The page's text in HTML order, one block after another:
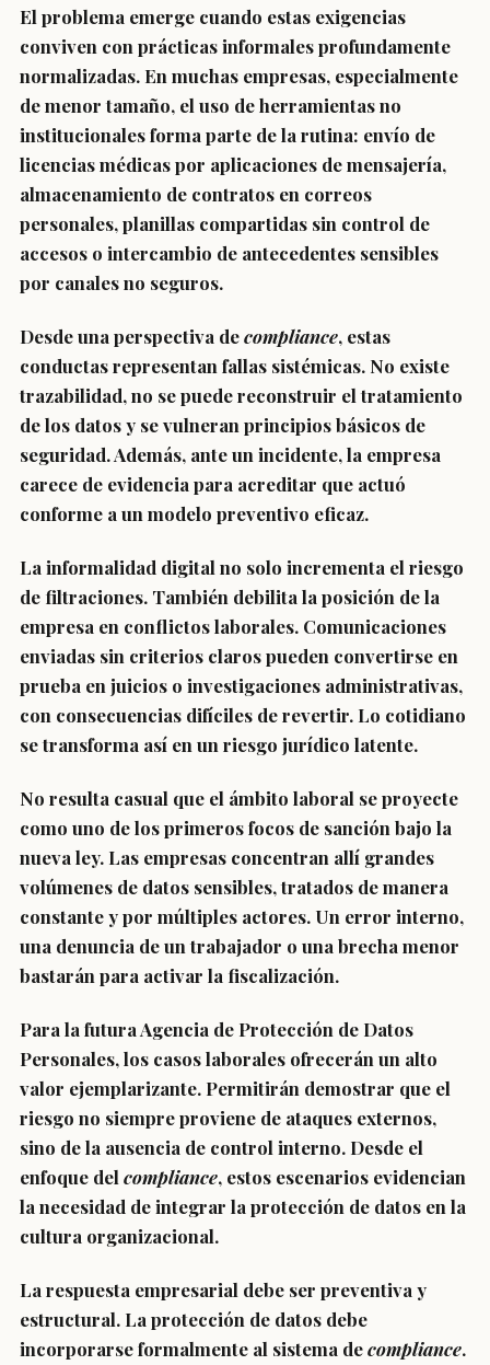
El problema emerge cuando estas exigencias
conviven con prácticas informales profundamente
normalizadas. En muchas empresas, especialmente
de menor tamaño, el uso de herramientas no
institucionales forma parte de la rutina: envío de
licencias médicas por aplicaciones de mensajería,
almacenamiento de contratos en correos
personales, planillas compartidas sin control de
accesos o intercambio de antecedentes sensibles
por canales no seguros.
Desde una perspectiva decompliance, estas
conductas representan fallas sistémicas. No existe
trazabilidad, no se puede reconstruir el tratamiento
de los datos y se vulneran principios básicos de
seguridad. Además, ante un incidente, la empresa
carece de evidencia para acreditar que actuó
conforme a un modelo preventivo eficaz.
La informalidad digital no solo incrementa el riesgo
de filtraciones. También debilita la posición de la
empresa en conflictos laborales. Comunicaciones
enviadas sin criterios claros pueden convertirse en
prueba en juicios o investigaciones administrativas,
con consecuencias difíciles de revertir. Lo cotidiano
se transforma así en un riesgo jurídico latente.
No resulta casual que el ámbito laboral se proyecte
como uno de los primeros focos de sanción bajo la
nueva ley. Las empresas concentran allí grandes
volúmenes de datos sensibles, tratados de manera
constante y por múltiples actores. Un error interno,
una denuncia de un trabajador o una brecha menor
bastarán para activar la fiscalización.
Para la futura Agencia de Protección de Datos
Personales, los casos laborales ofrecerán un alto
valor ejemplarizante. Permitirán demostrar que el
riesgo no siempre proviene de ataques externos,
sino de la ausencia de control interno. Desde el
enfoque del compliance, estos escenarios evidencian
la necesidad de integrar la protección de datos en la
cultura organizacional.
La respuesta empresarial debe ser preventiva y
estructural. La protección de datos debe
incorporarse formalmente al sistema decompliance.